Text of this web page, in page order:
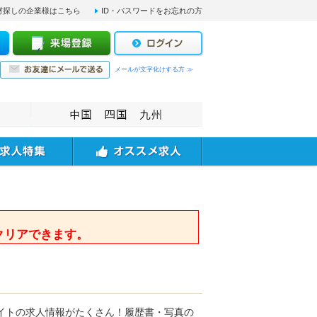
探しの企業様はこちら ID・パスワードをお忘れの方
メールが文字化けする方 ≫
アできます。
の求人情報がたくさん！履歴書・写真の